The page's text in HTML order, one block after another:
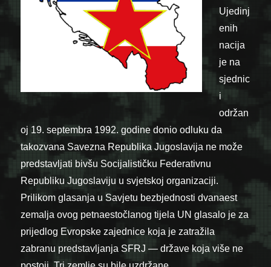
Ujedinj
enih
nacija
je na
sjednic
i
održan
oj 19. septembra 1992. godine donio odluku da
takozvana Savezna Republika Jugoslavija ne može
predstavljati bivšu Socijalističku Federativnu
Republiku Jugoslaviju u svjetskoj organizaciji.
Prilikom glasanja u Savjetu bezbjednosti dvanaest
zemalja ovog petnaestočlanog tijela UN glasalo je za
prijedlog Evropske zajednice koja je zatražila
zabranu predstavljanja SFRJ — države koja više ne